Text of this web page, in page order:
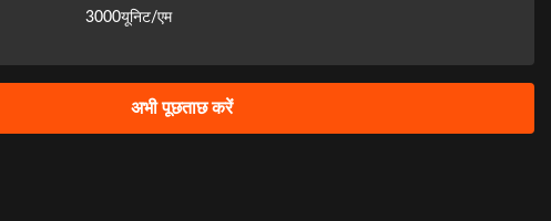
3000यूनिट/एम
अभी पूछताछ करें